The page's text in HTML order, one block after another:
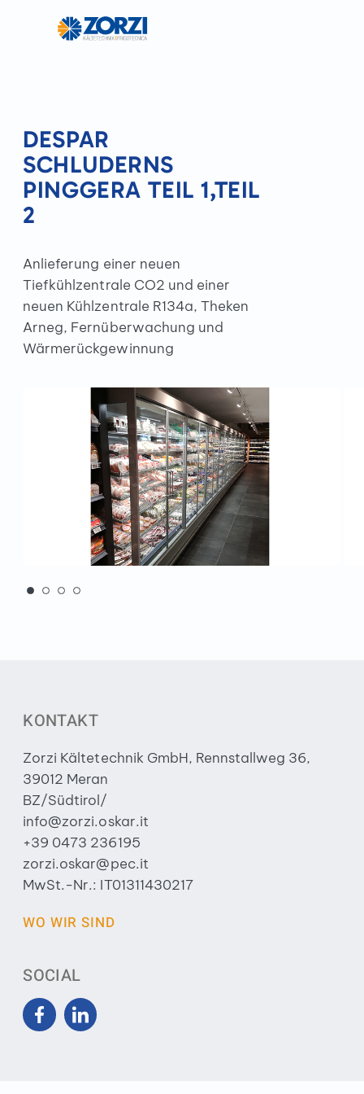
DESPAR
SCHLUDERNS
PINGGERA TEIL 1,TEIL
2
Anlieferung einer neuen
Tiefkühlzentrale CO2 und einer
neuen Kühlzentrale R134a, Theken
Arneg, Fernüberwachung und
Wärmerückgewinnung
KONTAKT
Zorzi Kältetechnik GmbH, Rennstallweg 36,
39012 Meran
BZ/Südtirol/
info@zorzi.oskar.it
+39 0473 236195
zorzi.oskar@pec.it
MwSt.-Nr.: IT01311430217
WO WIR SIND
SOCIAL